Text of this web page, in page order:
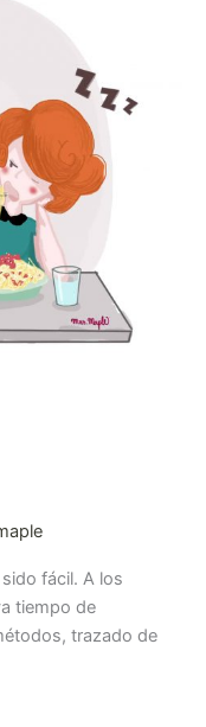
fácil. A los
tiempo de
trazado de